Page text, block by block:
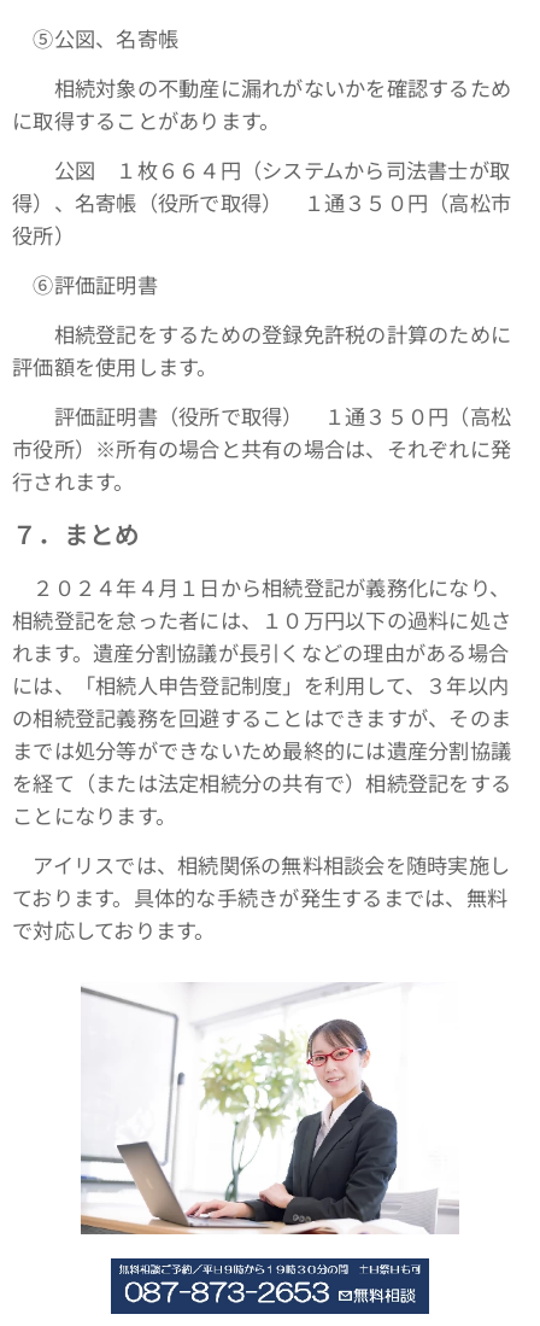
➄公図、名寄帳
相続対象の不動産に漏れがないかを確認するため
に取得することがあります。
公図 １枚６６４円（システムから司法書士が取
得）、名寄帳（役所で取得） １通３５０円（高松市
役所）
⑥評価証明書
相続登記をするための登録免許税の計算のために
評価額を使用します。
評価証明書（役所で取得） １通３５０円（高松
市役所）※所有の場合と共有の場合は、それぞれに発
行されます。
７．まとめ
２０２４年４月１日から相続登記が義務化になり、
相続登記を怠った者には、１０万円以下の過料に処さ
れます。遺産分割協議が長引くなどの理由がある場合
には、「相続人申告登記制度」を利用して、３年以内
の相続登記義務を回避することはできますが、そのま
までは処分等ができないため最終的には遺産分割協議
を経て（または法定相続分の共有で）相続登記をする
ことになります。
アイリスでは、相続関係の無料相談会を随時実施し
ております。具体的な手続きが発生するまでは、無料
で対応しております。